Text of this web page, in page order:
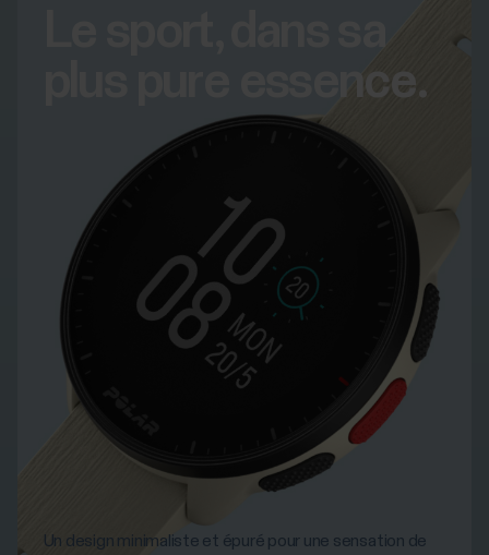
plus pure essence.
Un design minimaliste et épuré pour une sensation de